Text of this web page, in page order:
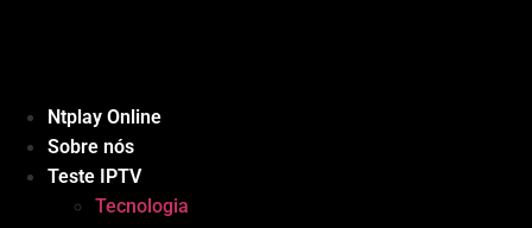
Ntplay Online
Sobre nós
Teste IPTV
Tecnologia